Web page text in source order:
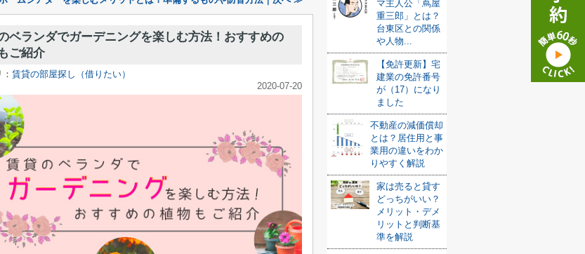
ベランダでガーデニングを楽しむ方法！おすすめの
ご紹介
賃貸の部屋探し（借りたい）
2020-07-20
マ主人公「蔦屋
重三郎」とは？
台東区との関係
や人物...
【免許更新】宅
建業の免許番号
が（17）になり
ました
不動産の減価償却
とは？居住用と事
業用の違いをわか
りやすく解説
家は売ると貸す
どっちがいい？
メリット・デメ
リットと判断基
準を解説